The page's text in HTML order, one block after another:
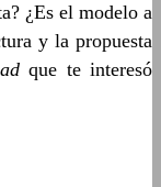
¿Es el modelo a
y la propuesta
que te interesó